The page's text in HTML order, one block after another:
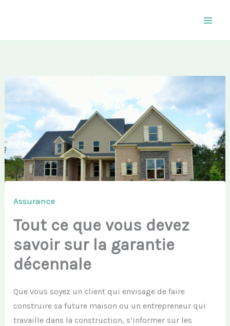
Assurance
Tout ce que vous devez
savoir sur la garantie
décennale
Que vous soyez un client qui envisage de faire
construire sa future maison ou un entrepreneur qui
travaille dans la construction, s’informer sur les